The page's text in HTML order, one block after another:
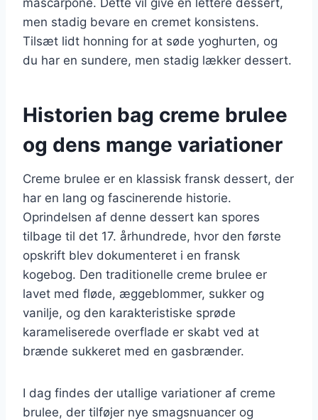
men stadig bevare en cremet konsistens.
Tilsæt lidt honning for at søde yoghurten, og
du har en sundere, men stadig lækker dessert.
Historien bag creme brulee
og dens mange variationer
Creme brulee er en klassisk fransk dessert, der
har en lang og fascinerende historie.
Oprindelsen af denne dessert kan spores
tilbage til det 17. århundrede, hvor den første
opskrift blev dokumenteret i en fransk
kogebog. Den traditionelle creme brulee er
lavet med fløde, æggeblommer, sukker og
vanilje, og den karakteristiske sprøde
karameliserede overflade er skabt ved at
brænde sukkeret med en gasbrænder.
I dag findes der utallige variationer af creme
brulee, der tilføjer nye smagsnuancer og